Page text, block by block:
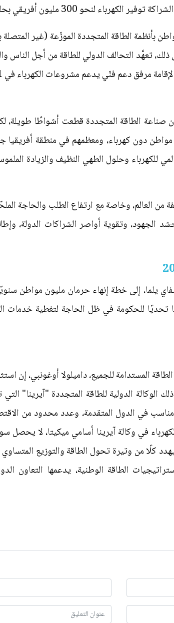
البنك الدولي على ربط 250 مليون مواطن بأنظمة الطاقة المتجددة
صناعة الطاقة المتجددة قطعت أشواطًا طويلة،
عن الركب العالمي، إذ يعيش 685 مليون مواطن دون كهرباء، ومعظمهم
للكهرباء وحلول الطهي النظيف والزيادة
من العالم، وخاصة مع ارتفاع الطلب والحاجة
الجهود، وتقوية أواصر الشراكات الدولة،
تحديًا للحكومة في ظل الحاجة لتغطية خدمات
المستدامة للجميع، داميلولا أوغونبي، إن
ذلك الوكالة الدولية للطاقة المتجددة "آيرينا"
في الدول المتقدمة، وعدد محدود من
كلًا من وتيرة تحول الطاقة والتوزيع
الطاقة الوطنية، يدعمها التعاون